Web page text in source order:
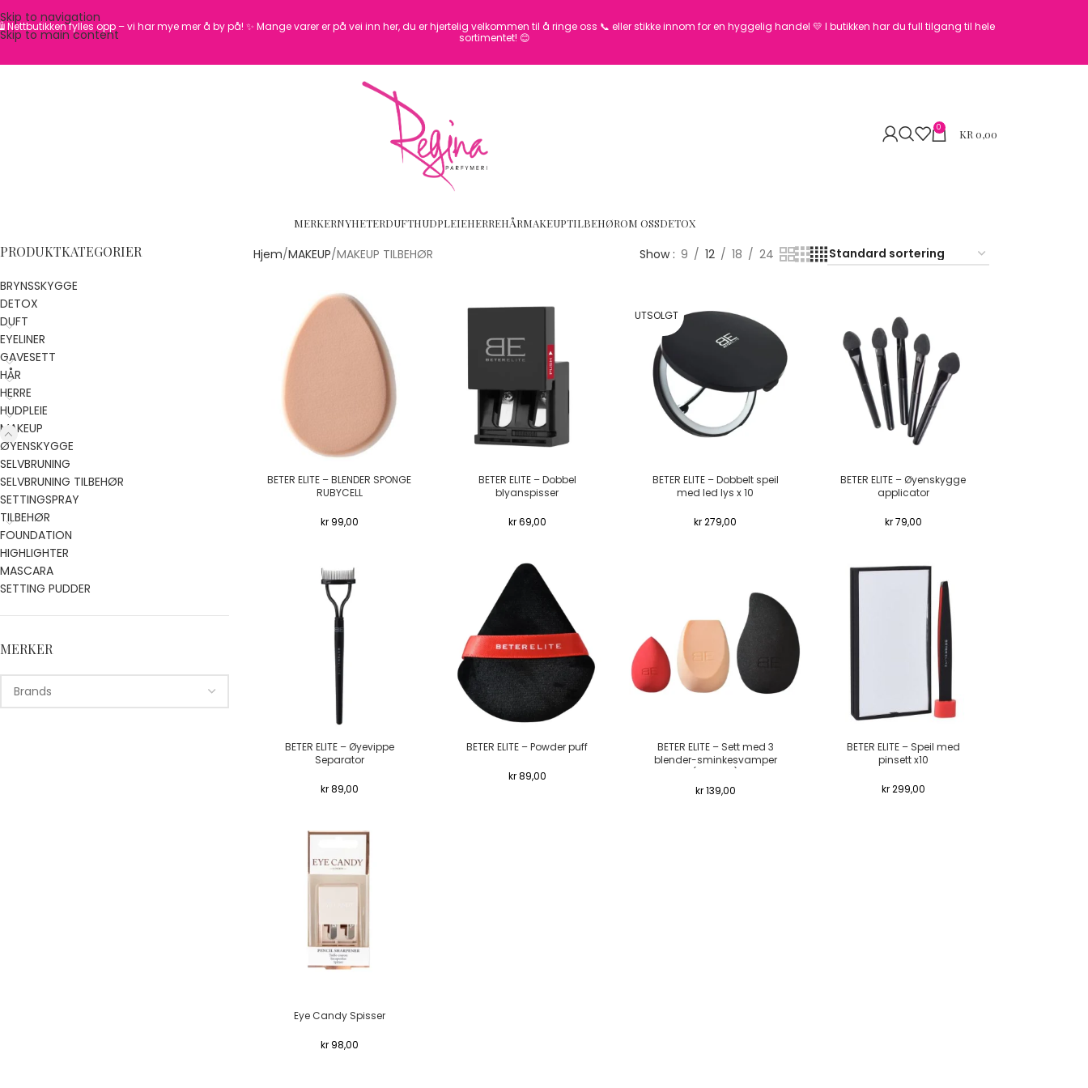
Skip to navigation
Skip to main content
Nettbutikken fylles opp – vi har mye mer å by på! ✨ Mange varer er på vei inn her, du er hjertelig velkommen til å ringe oss 📞 eller stikke innom for en hyggelig handel 💛 I butikken har du full tilgang til hele
sortimentet! 😊
0 KR 0,00
MERKERNYHETERDUFTHUDPLEIEHERREHÅRMAKEUPTILBEHØROM OSSDETOX
PRODUKTKATEGORIER
BRYNSSKYGGE
DETOX
DUFT
EYELINER
GAVESETT
HÅR
HERRE
HUDPLEIE
MAKEUP
ØYENSKYGGE
SELVBRUNING
SELVBRUNING TILBEHØR
SETTINGSPRAY
TILBEHØR
FOUNDATION
HIGHLIGHTER
MASCARA
SETTING PUDDER
MERKER
Hjem MAKEUP MAKEUP TILBEHØR Show 9 12 18 24
BETER ELITE – BLENDER SPONGE
RUBYCELL
kr99,00
BETER ELITE – Dobbel
blyanspisser
kr69,00
UTSOLGT
BETER ELITE – Dobbelt speil
med led lys x 10
kr279,00
BETER ELITE – Øyenskygge
applicator
kr79,00
BETER ELITE – Øyevippe
Separator
kr89,00
BETER ELITE – Powder puff
kr89,00
BETER ELITE – Sett med 3
blender-sminkesvamper
kr139,00
BETER ELITE – Speil med
pinsett x10
kr299,00
Eye Candy Spisser
kr98,00